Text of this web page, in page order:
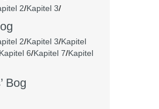
2/Kapitel 3/
2/Kapitel 3/Kapitel
Kapitel 6/Kapitel 7/Kapitel
Bog